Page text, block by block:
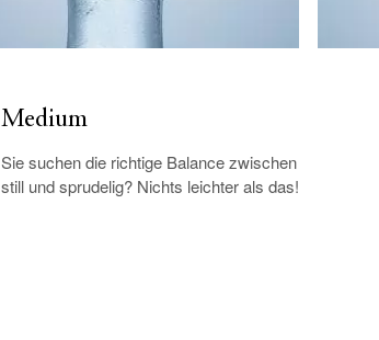
Medium
Sie suchen die richtige Balance zwischen
still und sprudelig? Nichts leichter als das!